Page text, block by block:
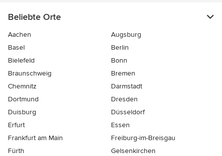
Beliebte Orte
Aachen
Augsburg
Basel
Berlin
Bielefeld
Bonn
Braunschweig
Bremen
Chemnitz
Darmstadt
Dortmund
Dresden
Duisburg
Düsseldorf
Erfurt
Essen
Frankfurt am Main
Freiburg-im-Breisgau
Fürth
Gelsenkirchen